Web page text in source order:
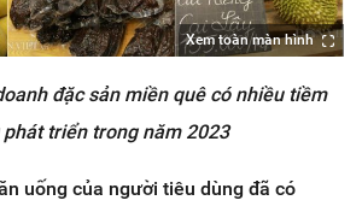
Xem toàn màn hình
đặc sản miền quê có nhiều tiềm
phát triển trong năm 2023
uống của người tiêu dùng đã có